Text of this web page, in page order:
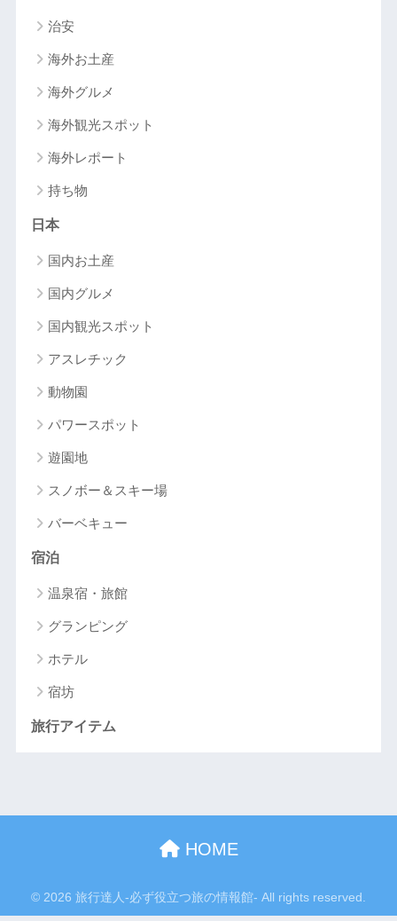
治安
海外お土産
海外グルメ
海外観光スポット
海外レポート
持ち物
日本
国内お土産
国内グルメ
国内観光スポット
アスレチック
動物園
パワースポット
遊園地
スノボー＆スキー場
バーベキュー
宿泊
温泉宿・旅館
グランピング
ホテル
宿坊
旅行アイテム
HOME
© 2026 旅行達人-必ず役立つ旅の情報館- All rights reserved.